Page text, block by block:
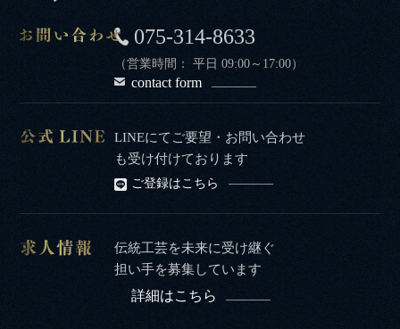
075-314-8633
（営業時間： 平日 09:00～17:00）
contact form
LINEにてご要望・お問い合わせ
も受け付けております
ご登録はこちら
伝統工芸を未来に受け継ぐ
担い手を募集しています
詳細はこちら